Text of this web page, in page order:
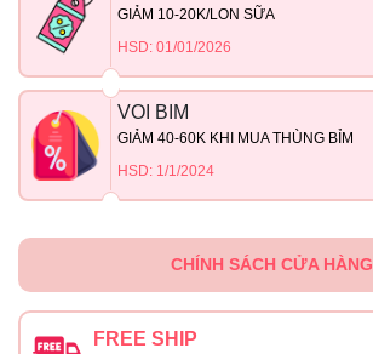
GIẢM 10-20K/LON SỮA
HSD: 01/01/2026
VOI BIM
GIẢM 40-60K KHI MUA THÙNG BỈM
HSD: 1/1/2024
CHÍNH SÁCH CỬA HÀNG
FREE SHIP